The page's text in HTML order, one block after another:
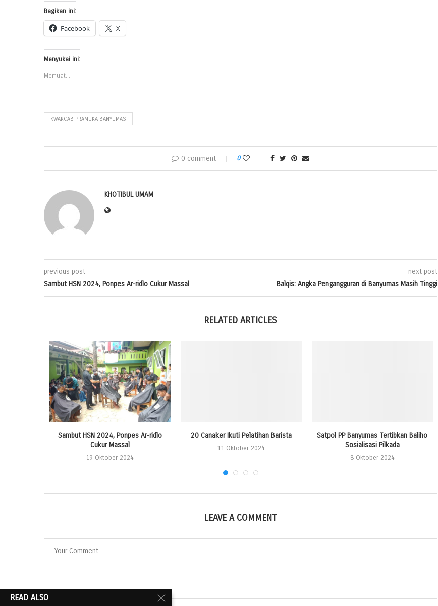
Bagikan ini:
Facebook X
Menyukai ini:
Memuat...
KWARCAB PRAMUKA BANYUMAS
0 comment 0
KHOTIBUL UMAM
previous post
Sambut HSN 2024, Ponpes Ar-ridlo Cukur Massal
next post
Balqis: Angka Pengangguran di Banyumas Masih Tinggi
RELATED ARTICLES
Sambut HSN 2024, Ponpes Ar-ridlo
Cukur Massal
19 Oktober 2024
20 Canaker Ikuti Pelatihan Barista
11 Oktober 2024
Satpol PP Banyumas Tertibkan Baliho
Sosialisasi Pilkada
8 Oktober 2024
LEAVE A COMMENT
READ ALSO